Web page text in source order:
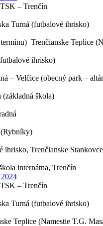
– Trenčín
Turná (futbalové ihrisko)
Trenčianske Teplice
ihrisko)
– Velčice (obecný park –
(základná škola)
ihrisko, Trenčianske Stankovce
internátna, Trenčín
– Trenčín
Turná (futbalové ihrisko)
Teplice (Namestie T.G.